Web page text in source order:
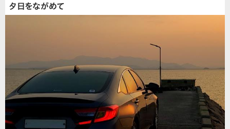
夕日をながめて